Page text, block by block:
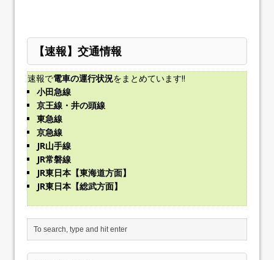
【速報】交通情報
速報で電車の運行状況をまとめています!!
小田急線
京王線・井の頭線
東急線
京急線
JR山手線
JR常磐線
JR東日本【東海道方面】
JR東日本【総武方面】